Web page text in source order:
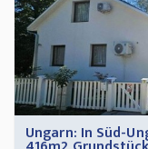
Ungarn: In Süd-